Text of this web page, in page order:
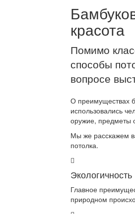
красота
Помимо
способы
вопросе
О преимуществах
использовались
оружие, предметы
Мы же расскажем
потолка.
Экологичность
Главное
природном